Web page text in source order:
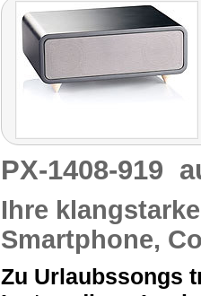
PX-1408-919
Ihre
Smartphone,
Zu Urlaubssongs